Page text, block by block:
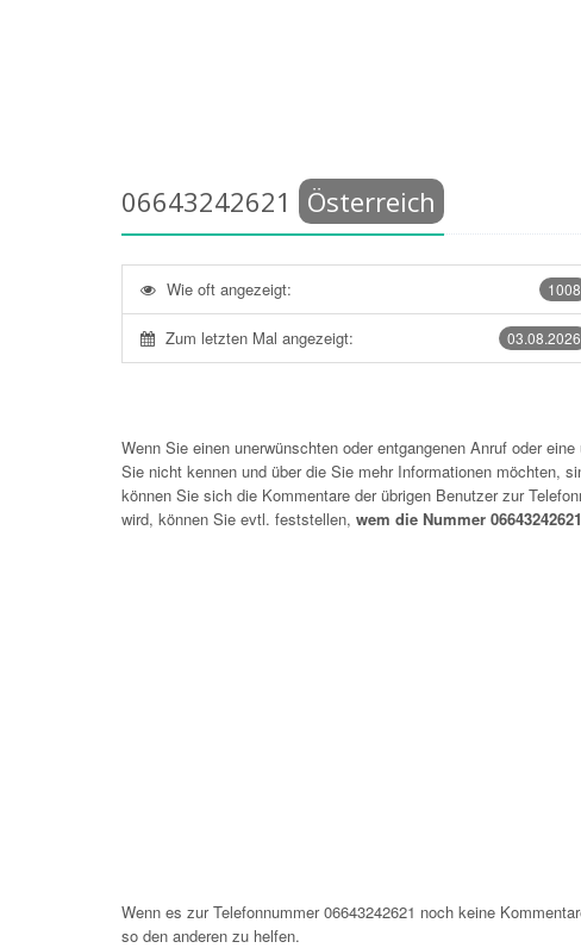
06643242621 Österreich
1008
Wie oft angezeigt:
03.08.2026
Zum letzten Mal angezeigt:
Wenn Sie einen unerwünschten oder entgangenen Anruf oder
Sie nicht kennen und über die Sie mehr Informationen möchten,
können Sie sich die Kommentare der übrigen Benutzer zur
wird, können Sie evtl. feststellen, wem die Nummer
Wenn es zur Telefonnummer 06643242621 noch keine
so den anderen zu helfen.